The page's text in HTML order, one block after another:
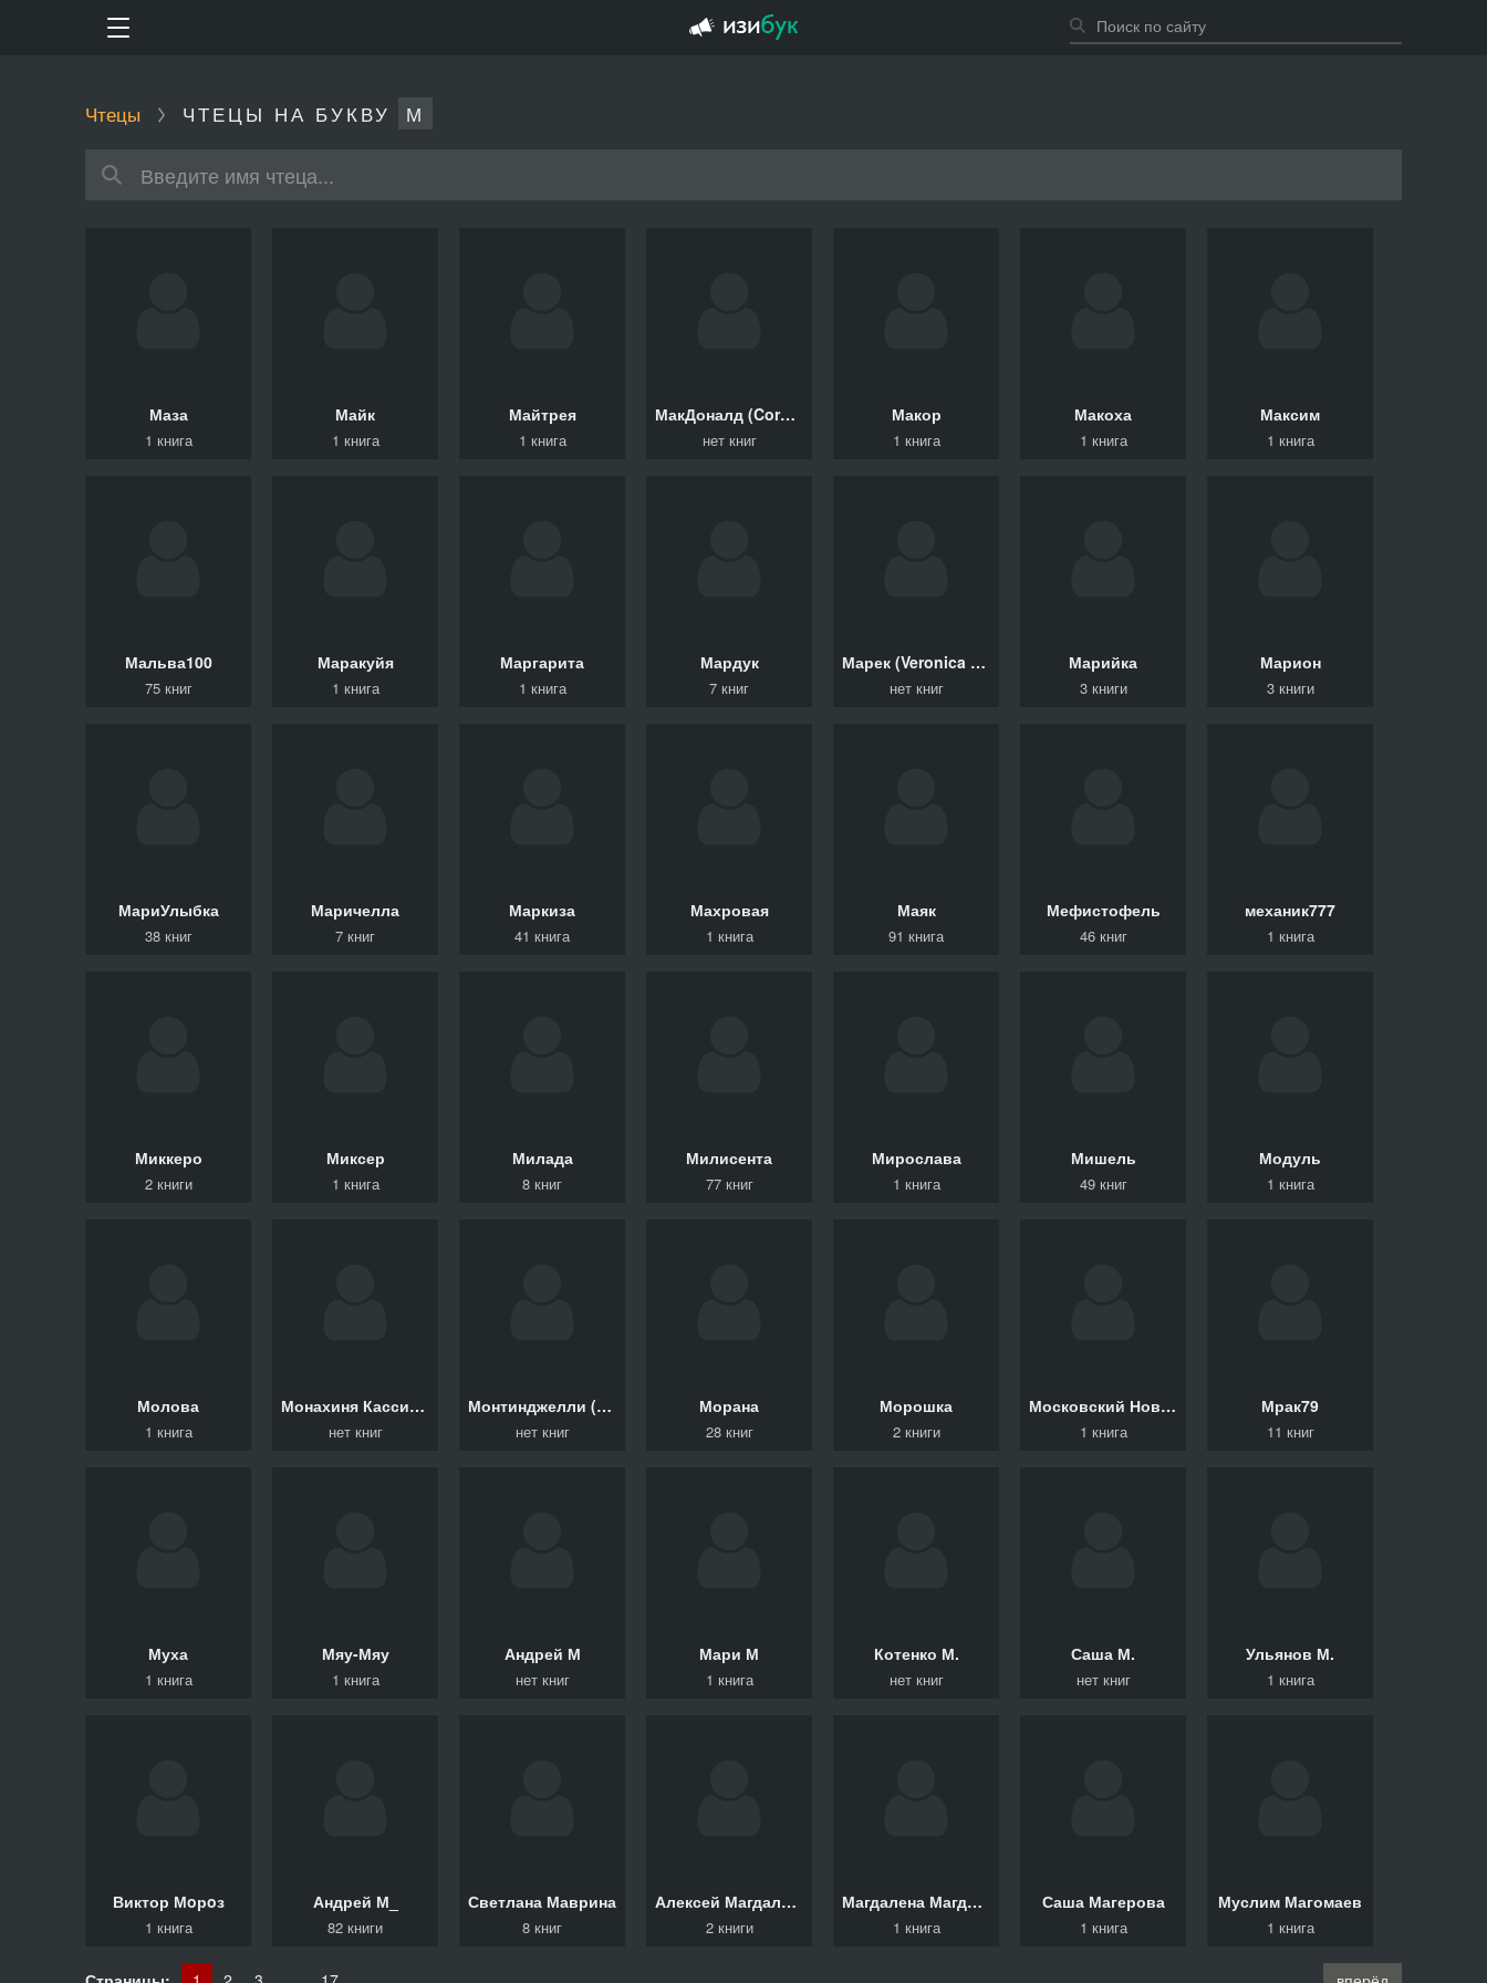
Чтецы ЧТЕЦЫ НА БУКВУ М
Маза
1 книга
Майк
1 книга
Майтрея
1 книга
МакДоналд (Cora McDonald) Кора
нет книг
Макор
1 книга
Макоха
1 книга
Максим
1 книга
Мальва100
75 книг
Маракуйя
1 книга
Маргарита
1 книга
Мардук
7 книг
Марек (Veronica Marek) Вероника
нет книг
Марийка
3 книги
Марион
3 книги
МариУлыбка
38 книг
Маричелла
7 книг
Маркиза
41 книга
Махровая
1 книга
Маяк
91 книга
Мефистофель
46 книг
механик777
1 книга
Миккеро
2 книги
Миксер
1 книга
Милада
8 книг
Милисента
77 книг
Мирослава
1 книга
Мишель
49 книг
Модуль
1 книга
Молова
1 книга
Монахиня Кассиана (Купаленко)
нет книг
Монтинджелли (Aurelio Montingelli) Аурелио
нет книг
Морана
28 книг
Морошка
2 книги
Московский Новый драматический театр
1 книга
Мрак79
11 книг
Муха
1 книга
Мяу-Мяу
1 книга
Андрей М
нет книг
Мари М
1 книга
Котенко М.
нет книг
Саша М.
нет книг
Ульянов М.
1 книга
Виктор Мoрoз
1 книга
Андрей М_
82 книги
Светлана Маврина
8 книг
Алексей Магдалинин
2 книги
Магдалена Магдалинина
1 книга
Саша Магерова
1 книга
Муслим Магомаев
1 книга